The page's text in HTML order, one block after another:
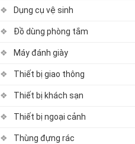
Dụng cụ vệ sinh
Đồ dùng phòng tắm
Máy đánh giày
Thiết bị giao thông
Thiết bị khách sạn
Thiết bị ngoại cảnh
Thùng đựng rác